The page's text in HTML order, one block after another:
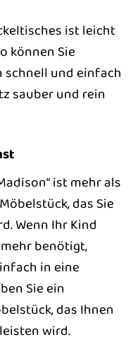
ist leicht
können Sie
schnell und einfach
sauber und rein
ist mehr als
das Sie
Wenn Ihr Kind
benötigt,
in eine
Sie ein
das Ihnen
wird.